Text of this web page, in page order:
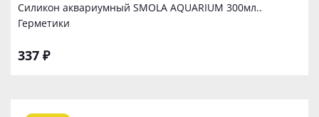
Силикон аквариумный SMOLA AQUARIUM 300мл..
Герметики
337 ₽